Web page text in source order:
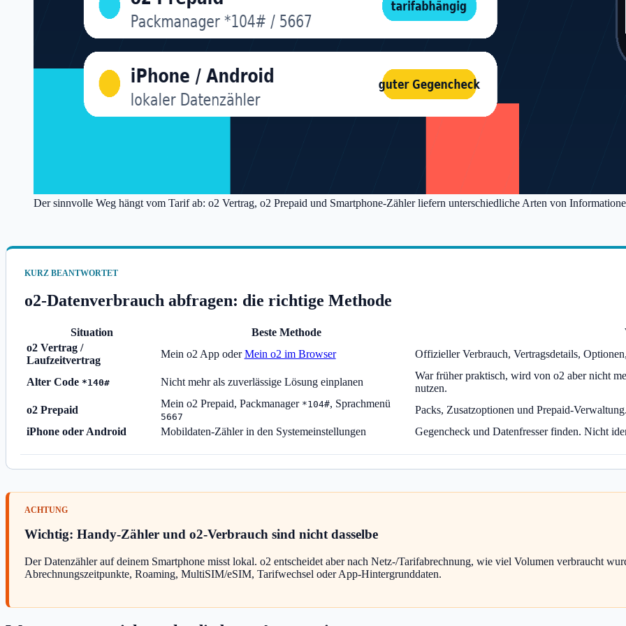
Der sinnvolle Weg hängt vom Tarif ab: o2 Vertrag, o2 Prepaid und Smartphone-Zähler liefern unterschiedliche Arten von
KURZ BEANTWORTET
o2-Datenverbrauch abfragen: die richtige Methode
Situation Beste Methode
o2 Vertrag /
Laufzeitvertrag
Mein o2 App oderMein o2 im Browser Offizieller Verbrauch, Vertragsdetails,
Alter Code *140# Nicht mehr als zuverlässige Lösung einplanen
War früher praktisch, wird von o2 aber nicht
nutzen.
o2 Prepaid
Mein o2 Prepaid, Packmanager *104#, Sprachmenü
5667
Packs, Zusatzoptionen und Prepaid-
iPhone oder Android
Mobildaten-Zähler in den Systemeinstellungen Gegencheck und Datenfresser finden. Nicht
Wichtig: Handy-Zähler und o2-Verbrauch sind nicht dasselbe
Der Datenzähler auf deinem Smartphone misst lokal. o2 entscheidet aber nach Netz-/Tarifabrechnung, wie viel Volumen verbraucht
Abrechnungszeitpunkte, Roaming, MultiSIM/eSIM, Tarifwechsel oder App-Hintergrunddaten.